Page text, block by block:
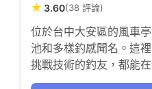
★ 3.60(38 評論)
位於台中大安區的風車
池和多樣釣感聞名。這
挑戰技術的釣友，都能
激與成就。平日人潮不